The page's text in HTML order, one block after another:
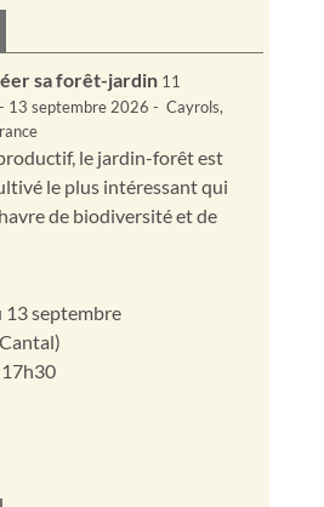
sa forêt-jardin 11
- 13 septembre 2026 - Cayrols,
le jardin-forêt est
le plus intéressant qui
de biodiversité et de
13 septembre